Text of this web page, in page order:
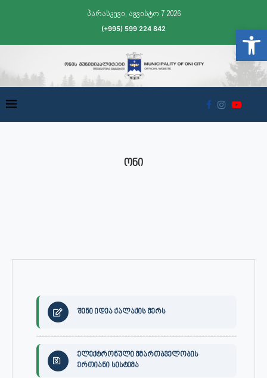
პარასკევი, აგვისტო 7 2026
(+995) 599 224 842
ᲝᲜᲘ
შენი იდეა ქალაქის მერს
ელექტრონული მმართბველობის
ერთიანი სისტემა